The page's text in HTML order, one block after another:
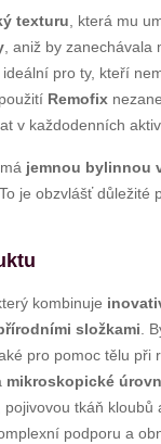
texturu, která mu
, aniž by zanechávala
pro ty, kteří
Remofix
v každodenních
jemnou bylinnou
je obzvlášť důležité
kombinuje
složkami.
pro pomoc tělu při
mikroskopické
tkáň kloubů
podporu a